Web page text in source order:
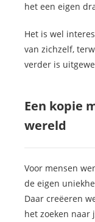
het een eigen
Het is wel
van zichzelf,
verder is
Een kopie
wereld
Voor mensen
de eigen
Daar creëeren
het zoeken naar